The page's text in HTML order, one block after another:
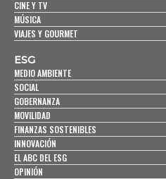
CINE Y TV
MÚSICA
VIAJES Y GOURMET
ESG
MEDIO AMBIENTE
SOCIAL
GOBERNANZA
MOVILIDAD
FINANZAS SOSTENIBLES
INNOVACIÓN
EL ABC DEL ESG
OPINIÓN